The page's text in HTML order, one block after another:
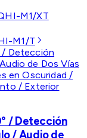
M1/XT
M1/T
/ Detección
/ Audio de